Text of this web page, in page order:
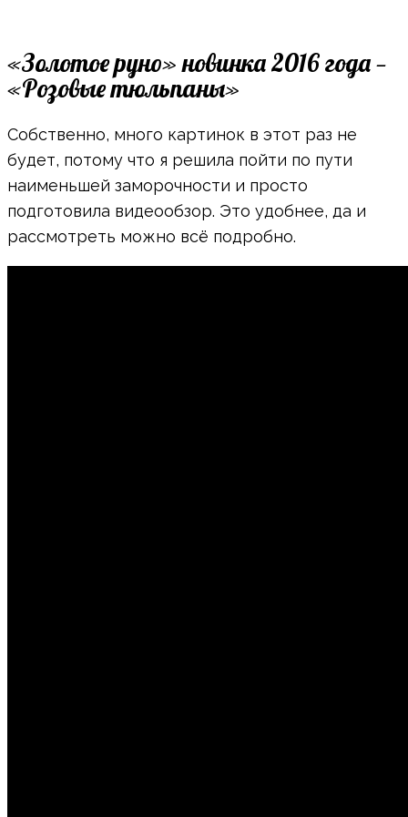
«Золотое руно» новинка 2016 года —
«Розовые тюльпаны»
Собственно, много картинок в этот раз не
будет, потому что я решила пойти по пути
наименьшей заморочности и просто
подготовила видеообзор. Это удобнее, да и
рассмотреть можно всё подробно.